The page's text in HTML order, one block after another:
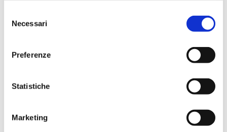
delNecessari
Preferenze
Statistiche
Marketing
More From Us